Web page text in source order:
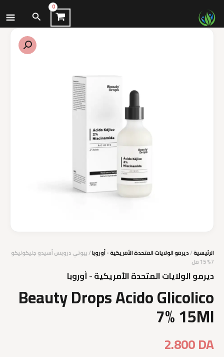
انتقل
إلى
المحتوى
البحث
الرئيسية/ديرمو الولايات المتحدة الأمريكية - أوروبا/ بيوتي دروبس أسيدو جليكوليكو
7% 15 مل
ديرمو الولايات المتحدة الأمريكية - أوروبا
Beauty Drops Acido Glicolico
7% 15Ml
2.800DA